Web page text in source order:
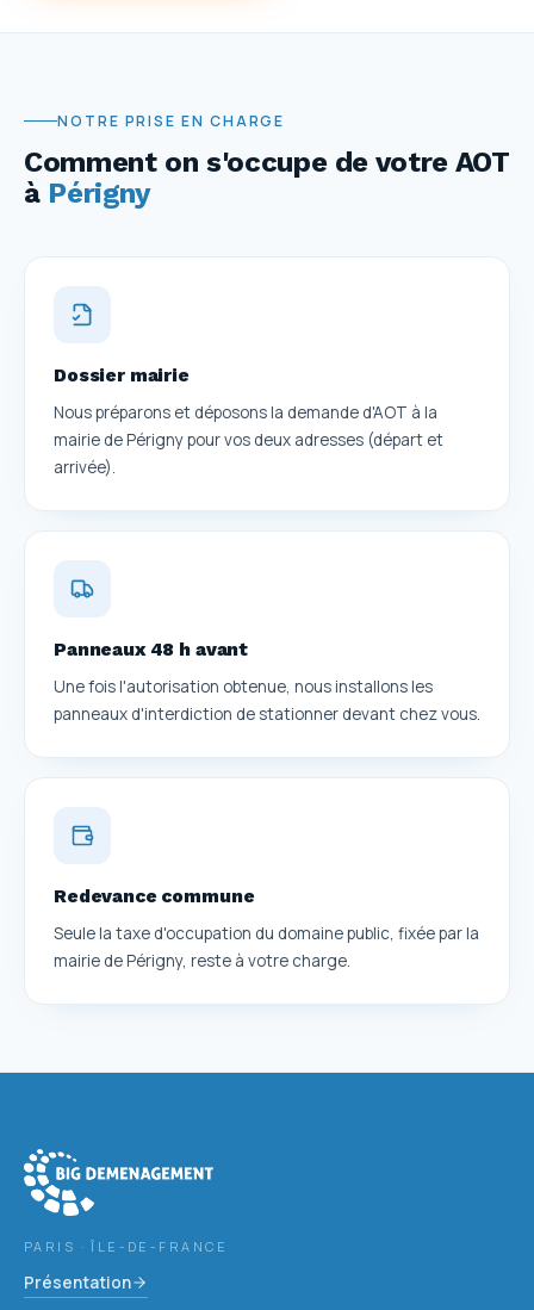
NOTRE PRISE EN CHARGE
Comment on s'occupe de votre AOT
à Périgny
Dossier mairie
Nous préparons et déposons la demande d'AOT à la
mairie de Périgny pour vos deux adresses (départ et
arrivée).
Panneaux 48 h avant
Une fois l'autorisation obtenue, nous installons les
panneaux d'interdiction de stationner devant chez vous.
Redevance commune
Seule la taxe d'occupation du domaine public, fixée par la
mairie de Périgny, reste à votre charge.
PARIS · ÎLE-DE-FRANCE
Présentation